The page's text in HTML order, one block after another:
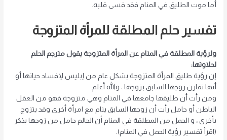
أما موت الطليق في المنام فقد قسى قلبه.
تفسير حلم المطلقة للمرأة المتزوجة
ولرؤية المطلقة في المنام عن المرأة المتزوجة يقول مترجم الحلم
لحلاوتها:
إن رؤية طليق المرأة المتزوجة بشكل عام من إبليس لإفساد حياتها أو
أنها تقارن زوجها السابق بزوجها ، والله أعلم.
ومن رأت أن طليقها جامعها في المنام وهي متزوجة فهو من العقل
الباطن أو حامل رأت أن زوجها السابق ينام مع امرأة أخرى وقد يتزوج
بأخرى ، و الحمل من المطلقة في المنام أن الحالم حامل من زوجها بذكر
(اقرأ تفسير رؤية الحمل في المنام).